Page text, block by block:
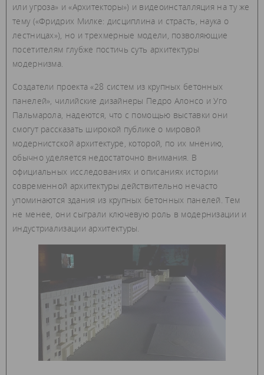
или угроза» и «Архитекторы») и видеоинсталляция на ту же
тему («Фридрих Милке: дисциплина и страсть, наука о
лестницах»), но и трехмерные модели, позволяющие
посетителям глубже постичь суть архитектуры
модернизма.
Создатели проекта «28 систем из крупных бетонных
панелей», чилийские дизайнеры Педро Алонсо и Уго
Пальмарола, надеются, что с помощью выставки они
смогут рассказать широкой публике о мировой
модернистской архитектуре, которой, по их мнению,
обычно уделяется недостаточно внимания. В
официальных исследованиях и описаниях истории
современной архитектуры действительно нечасто
упоминаются здания из крупных бетонных панелей. Тем
не менее, они сыграли ключевую роль в модернизации и
индустриализации архитектуры.